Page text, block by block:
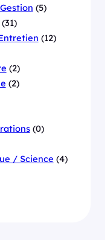
(5)
(31)
(12)
(2)
(2)
(0)
/ Science (4)